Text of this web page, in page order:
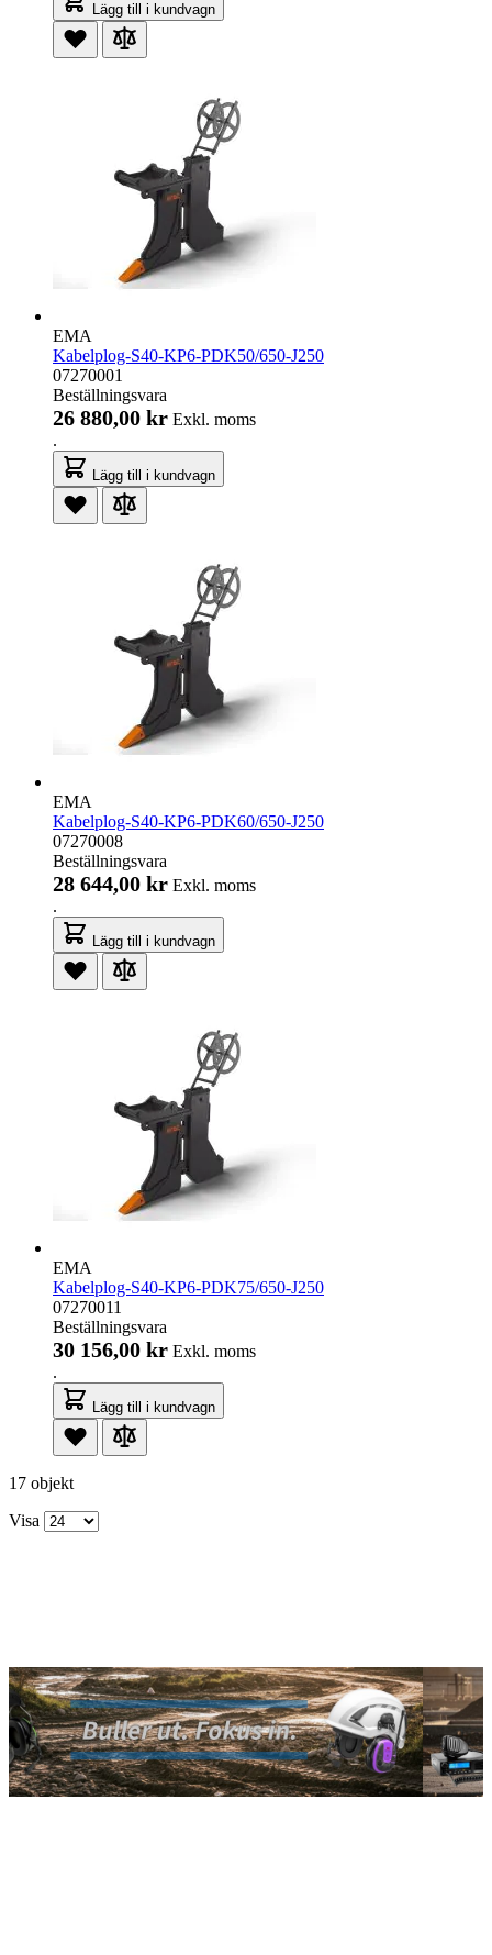
Lägg till i kundvagn
EMA
Kabelplog-S40-KP6-PDK50/650-J250
07270001
Beställningsvara
26 880,00 kr Exkl. moms
.
Lägg till i kundvagn
EMA
Kabelplog-S40-KP6-PDK60/650-J250
07270008
Beställningsvara
28 644,00 kr Exkl. moms
.
Lägg till i kundvagn
EMA
Kabelplog-S40-KP6-PDK75/650-J250
07270011
Beställningsvara
30 156,00 kr Exkl. moms
.
Lägg till i kundvagn
17 objekt
Visa